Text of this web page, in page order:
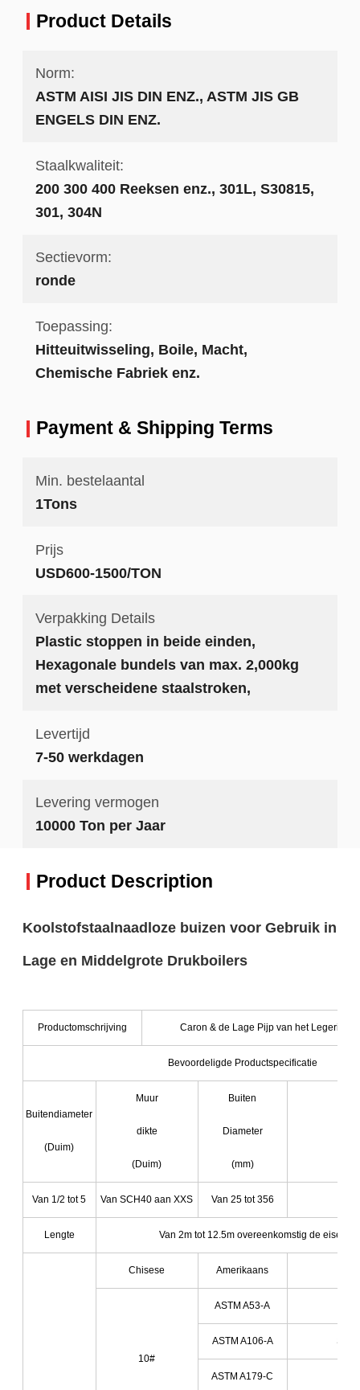
Product Details
Norm:
ASTM AISI JIS DIN ENZ., ASTM JIS GB
ENGELS DIN ENZ.
Staalkwaliteit:
200 300 400 Reeksen enz., 301L, S30815,
301, 304N
Sectievorm:
ronde
Toepassing:
Hitteuitwisseling, Boile, Macht,
Chemische Fabriek enz.
Payment & Shipping Terms
Min. bestelaantal
1Tons
Prijs
USD600-1500/TON
Verpakking Details
Plastic stoppen in beide einden,
Hexagonale bundels van max. 2,000kg
met verscheidene staalstroken,
Levertijd
7-50 werkdagen
Levering vermogen
10000 Ton per Jaar
Product Description
Koolstofstaalnaadloze buizen voor Gebruik in
Lage en Middelgrote Drukboilers
Productomschrijving Caron & de Lage Pijp van het Legerings
Bevoordeligde Productspecificatie
Buitendiameter
(Duim)
Muur
dikte
(Duim)
Buiten
Diameter
(mm)
Van 1/2 tot 5 Van SCH40 aan XXS Van 25 tot 356
Lengte Van 2m tot 12.5m overeenkomstig de eisen
Chisese Amerikaans
10#
ASTM A53-A
ASTM A106-A
ASTM A179-C